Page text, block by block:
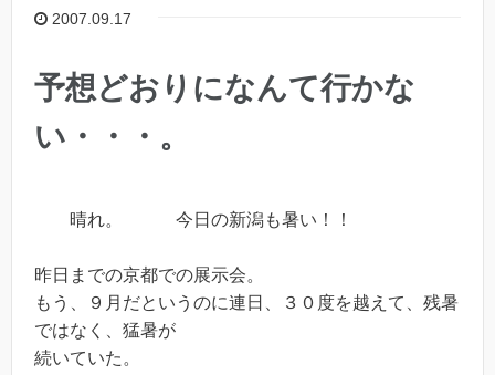
2007.09.17
予想どおりになんて行かな
い・・・。
晴れ。 今日の新潟も暑い！！
昨日までの京都での展示会。
もう、９月だというのに連日、３０度を越えて、残暑
ではなく、猛暑が
続いていた。